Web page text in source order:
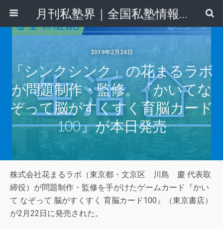
月刊私塾界｜全国私塾情報センター
2019年2月24日
「シンクシンク」の花まるラボ
が問題制作・監修。『かいてな
ぞって脳がすくすく育脳カード
100』が本日発売
株式会社花まるラボ（東京都・文京区 川島 慶 代表取
締役）が問題制作・監修を手がけたゲームカード『かい
て なぞって 脳がすくすく 育脳カード100』（東京書店）
が2月22日に発売された。